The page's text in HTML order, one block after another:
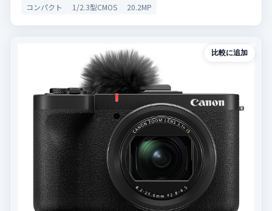
コンパクト 1/2.3型CMOS 20.2MP
比較に追加